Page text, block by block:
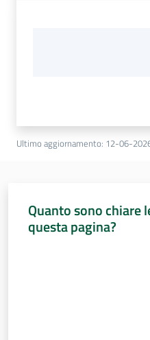
Ultimo aggiornamento: 12-06-
Quanto sono chiare
questa pagina?